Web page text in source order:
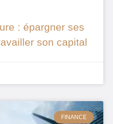
: épargner ses
son capital
FINANCE